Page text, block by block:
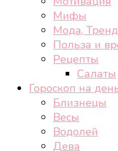
Мифы
Мода,
Польза и
Рецепты
Салаты
Гороскоп на
Близнецы
Весы
Водолей
Дева